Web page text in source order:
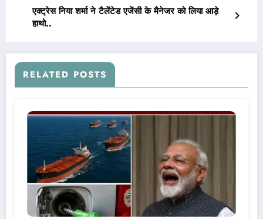
एक्ट्रेस निया शर्मा ने टैलेंटेड एजेंसी के मैनेजर को लिया आड़े
हाथो..
RELATED POSTS